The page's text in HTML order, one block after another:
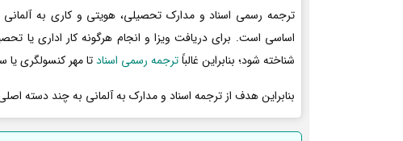
ترجمه رسمی اسناد و مدارک تحصیلی، هویتی و کاری به
اساسی است. برای دریافت ویزا و انجام هرگونه کار اداری یا
شناخته شود؛ بنابراین غالباًترجمه رسمی اسنادتا مهر کنسولگری یا
بنابراین هدف از ترجمه اسناد و مدارک به آلمانی به چند دسته